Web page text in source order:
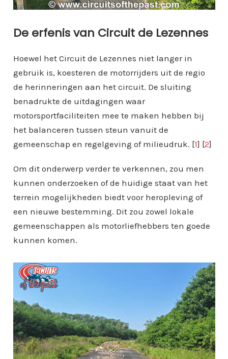
De erfenis van Circuit de Lezennes
Hoewel het Circuit de Lezennes niet langer in
gebruik is, koesteren de motorrijders uit de regio
de herinneringen aan het circuit. De sluiting
benadrukte de uitdagingen waar
motorsportfaciliteiten mee te maken hebben bij
het balanceren tussen steun vanuit de
gemeenschap en regelgeving of milieudruk. [1] [2]
Om dit onderwerp verder te verkennen, zou men
kunnen onderzoeken of de huidige staat van het
terrein mogelijkheden biedt voor heropleving of
een nieuwe bestemming. Dit zou zowel lokale
gemeenschappen als motorliefhebbers ten goede
kunnen komen.